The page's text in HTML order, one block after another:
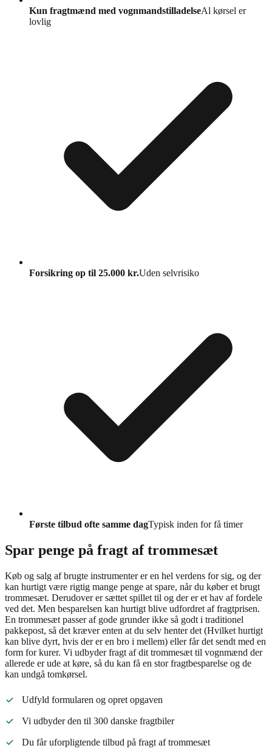
Kun fragtmænd med vognmandstilladelseAl kørsel er
lovlig
Forsikring op til 25.000 kr.Uden selvrisiko
Første tilbud ofte samme dagTypisk inden for få timer
Spar penge på fragt af trommesæt
Køb og salg af brugte instrumenter er en hel verdens for sig, og der
kan hurtigt være rigtig mange penge at spare, når du køber et brugt
trommesæt. Derudover er sættet spillet til og der er et hav af fordele
ved det. Men besparelsen kan hurtigt blive udfordret af fragtprisen.
En trommesæt passer af gode grunder ikke så godt i traditionel
pakkepost, så det kræver enten at du selv henter det (Hvilket hurtigt
kan blive dyrt, hvis der er en bro i mellem) eller får det sendt med en
form for kurer. Vi udbyder fragt af dit trommesæt til vognmænd der
allerede er ude at køre, så du kan få en stor fragtbesparelse og de
kan undgå tomkørsel.
Udfyld formularen og opret opgaven
Vi udbyder den til 300 danske fragtbiler
Du får uforpligtende tilbud på fragt af trommesæt